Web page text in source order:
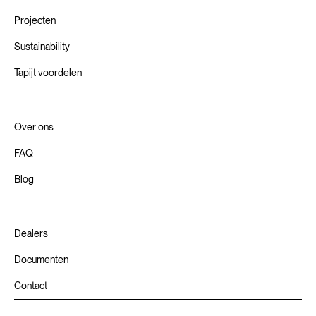
Projecten
Sustainability
Tapijt voordelen
Over ons
FAQ
Blog
Dealers
Documenten
Contact